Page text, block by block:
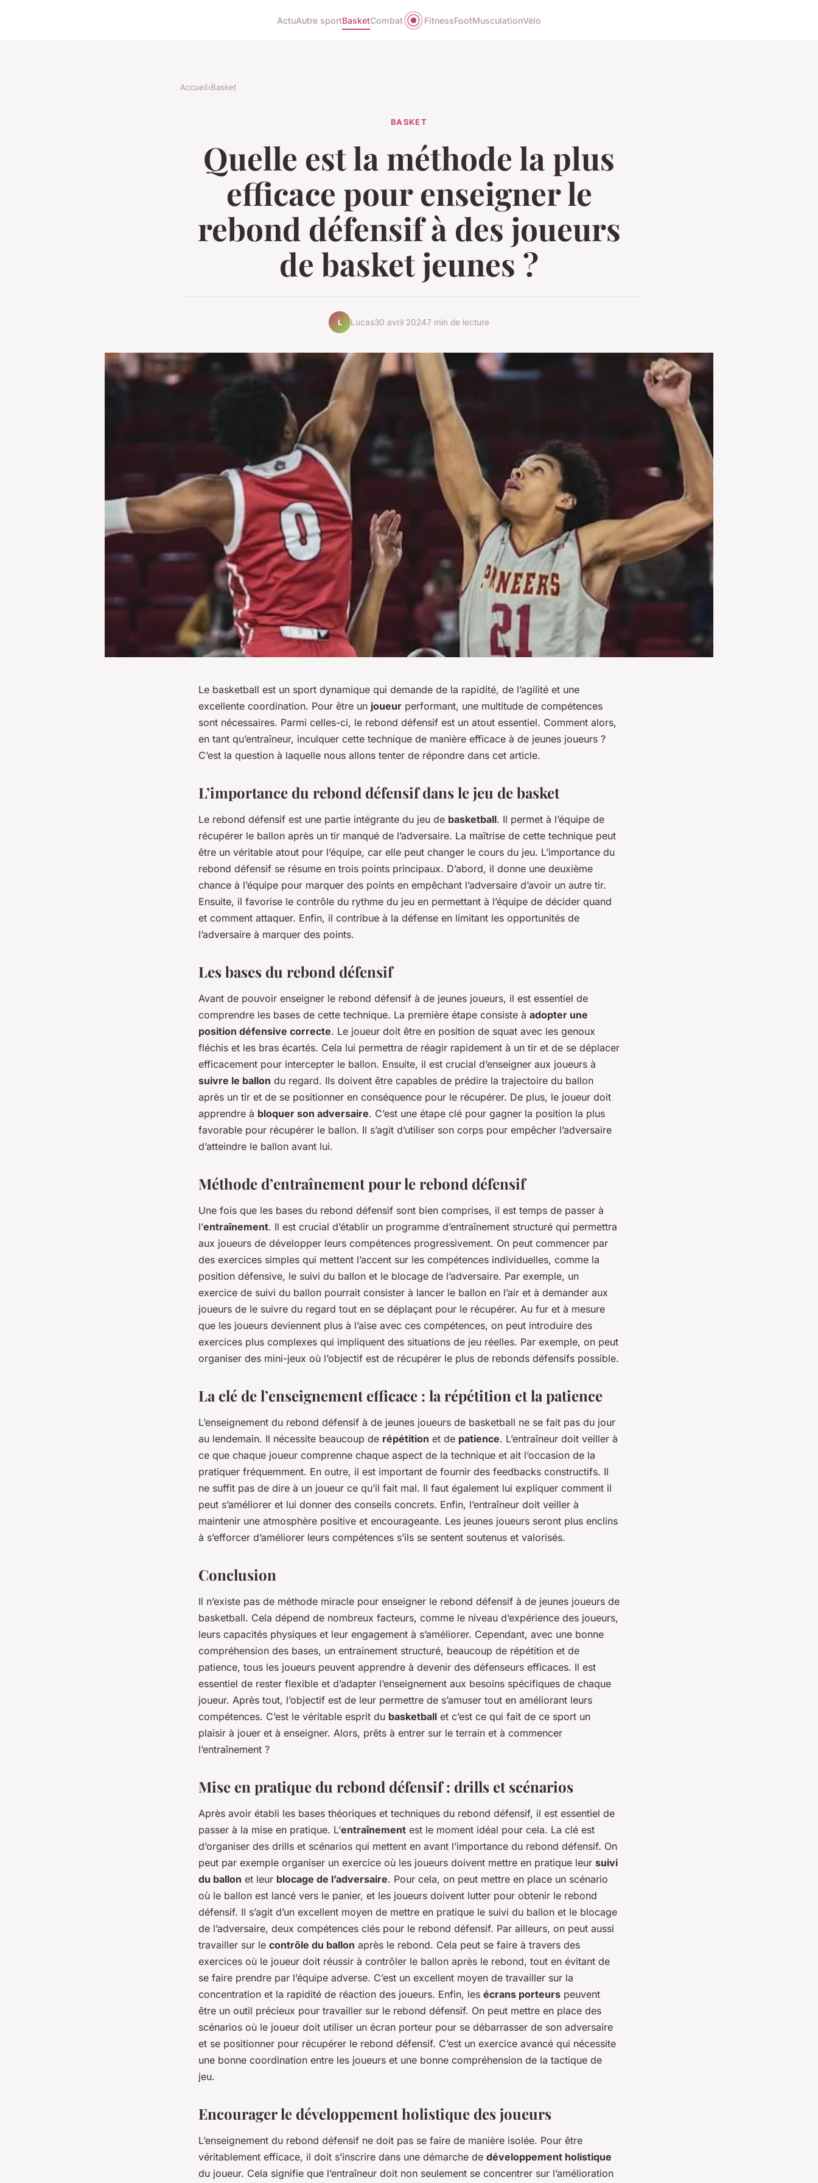
ActuAutre sportBasketCombat FitnessFootMusculationVélo
Accueil›Basket
BASKET
Quelle est la méthode la plus
efficace pour enseigner le
rebond défensif à des joueurs
de basket jeunes ?
L Lucas30 avril 20247 min de lecture
Le basketball est un sport dynamique qui demande de la rapidité, de l’agilité et une
excellente coordination. Pour être un joueur performant, une multitude de compétences
sont nécessaires. Parmi celles-ci, le rebond défensif est un atout essentiel. Comment alors,
en tant qu’entraîneur, inculquer cette technique de manière efficace à de jeunes joueurs ?
C’est la question à laquelle nous allons tenter de répondre dans cet article.
L’importance du rebond défensif dans le jeu de basket
Le rebond défensif est une partie intégrante du jeu de basketball. Il permet à l’équipe de
récupérer le ballon après un tir manqué de l’adversaire. La maîtrise de cette technique peut
être un véritable atout pour l’équipe, car elle peut changer le cours du jeu. L’importance du
rebond défensif se résume en trois points principaux. D’abord, il donne une deuxième
chance à l’équipe pour marquer des points en empêchant l’adversaire d’avoir un autre tir.
Ensuite, il favorise le contrôle du rythme du jeu en permettant à l’équipe de décider quand
et comment attaquer. Enfin, il contribue à la défense en limitant les opportunités de
l’adversaire à marquer des points.
Les bases du rebond défensif
Avant de pouvoir enseigner le rebond défensif à de jeunes joueurs, il est essentiel de
comprendre les bases de cette technique. La première étape consiste à adopter une
position défensive correcte. Le joueur doit être en position de squat avec les genoux
fléchis et les bras écartés. Cela lui permettra de réagir rapidement à un tir et de se déplacer
efficacement pour intercepter le ballon. Ensuite, il est crucial d’enseigner aux joueurs à
suivre le ballon du regard. Ils doivent être capables de prédire la trajectoire du ballon
après un tir et de se positionner en conséquence pour le récupérer. De plus, le joueur doit
apprendre à bloquer son adversaire. C’est une étape clé pour gagner la position la plus
favorable pour récupérer le ballon. Il s’agit d’utiliser son corps pour empêcher l’adversaire
d’atteindre le ballon avant lui.
Méthode d’entraînement pour le rebond défensif
Une fois que les bases du rebond défensif sont bien comprises, il est temps de passer à
l’entraînement. Il est crucial d’établir un programme d’entraînement structuré qui permettra
aux joueurs de développer leurs compétences progressivement. On peut commencer par
des exercices simples qui mettent l’accent sur les compétences individuelles, comme la
position défensive, le suivi du ballon et le blocage de l’adversaire. Par exemple, un
exercice de suivi du ballon pourrait consister à lancer le ballon en l’air et à demander aux
joueurs de le suivre du regard tout en se déplaçant pour le récupérer. Au fur et à mesure
que les joueurs deviennent plus à l’aise avec ces compétences, on peut introduire des
exercices plus complexes qui impliquent des situations de jeu réelles. Par exemple, on peut
organiser des mini-jeux où l’objectif est de récupérer le plus de rebonds défensifs possible.
La clé de l’enseignement efficace : la répétition et la patience
L’enseignement du rebond défensif à de jeunes joueurs de basketball ne se fait pas du jour
au lendemain. Il nécessite beaucoup de répétition et de patience. L’entraîneur doit veiller à
ce que chaque joueur comprenne chaque aspect de la technique et ait l’occasion de la
pratiquer fréquemment. En outre, il est important de fournir des feedbacks constructifs. Il
ne suffit pas de dire à un joueur ce qu’il fait mal. Il faut également lui expliquer comment il
peut s’améliorer et lui donner des conseils concrets. Enfin, l’entraîneur doit veiller à
maintenir une atmosphère positive et encourageante. Les jeunes joueurs seront plus enclins
à s’efforcer d’améliorer leurs compétences s’ils se sentent soutenus et valorisés.
Conclusion
Il n’existe pas de méthode miracle pour enseigner le rebond défensif à de jeunes joueurs de
basketball. Cela dépend de nombreux facteurs, comme le niveau d’expérience des joueurs,
leurs capacités physiques et leur engagement à s’améliorer. Cependant, avec une bonne
compréhension des bases, un entrainement structuré, beaucoup de répétition et de
patience, tous les joueurs peuvent apprendre à devenir des défenseurs efficaces. Il est
essentiel de rester flexible et d’adapter l’enseignement aux besoins spécifiques de chaque
joueur. Après tout, l’objectif est de leur permettre de s’amuser tout en améliorant leurs
compétences. C’est le véritable esprit du basketball et c’est ce qui fait de ce sport un
plaisir à jouer et à enseigner. Alors, prêts à entrer sur le terrain et à commencer
l’entraînement ?
Mise en pratique du rebond défensif : drills et scénarios
Après avoir établi les bases théoriques et techniques du rebond défensif, il est essentiel de
passer à la mise en pratique. L’entraînement est le moment idéal pour cela. La clé est
d’organiser des drills et scénarios qui mettent en avant l’importance du rebond défensif. On
peut par exemple organiser un exercice où les joueurs doivent mettre en pratique leur suivi
du ballon et leur blocage de l’adversaire. Pour cela, on peut mettre en place un scénario
où le ballon est lancé vers le panier, et les joueurs doivent lutter pour obtenir le rebond
défensif. Il s’agit d’un excellent moyen de mettre en pratique le suivi du ballon et le blocage
de l’adversaire, deux compétences clés pour le rebond défensif. Par ailleurs, on peut aussi
travailler sur le contrôle du ballon après le rebond. Cela peut se faire à travers des
exercices où le joueur doit réussir à contrôler le ballon après le rebond, tout en évitant de
se faire prendre par l’équipe adverse. C’est un excellent moyen de travailler sur la
concentration et la rapidité de réaction des joueurs. Enfin, les écrans porteurs peuvent
être un outil précieux pour travailler sur le rebond défensif. On peut mettre en place des
scénarios où le joueur doit utiliser un écran porteur pour se débarrasser de son adversaire
et se positionner pour récupérer le rebond défensif. C’est un exercice avancé qui nécessite
une bonne coordination entre les joueurs et une bonne compréhension de la tactique de
jeu.
Encourager le développement holistique des joueurs
L’enseignement du rebond défensif ne doit pas se faire de manière isolée. Pour être
véritablement efficace, il doit s’inscrire dans une démarche de développement holistique
du joueur. Cela signifie que l’entraîneur doit non seulement se concentrer sur l’amélioration